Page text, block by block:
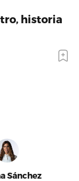
historia
Sánchez